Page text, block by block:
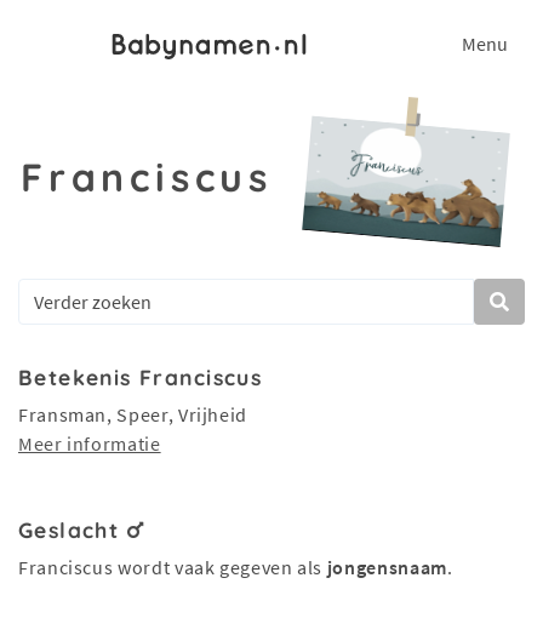
Menu
Franciscus
Betekenis Franciscus
Fransman, Speer, Vrijheid
Meer informatie
Geslacht
Franciscus wordt vaak gegeven als jongensnaam.